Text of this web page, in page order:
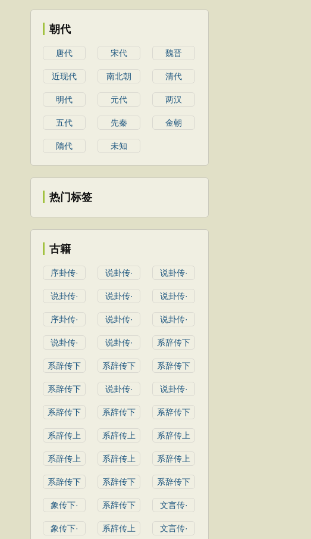
朝代
唐代 宋代 魏晋
近现代 南北朝 清代
明代 元代 两汉
五代 先秦 金朝
隋代 未知
热门标签
古籍
序卦传· 说卦传· 说卦传·
说卦传· 说卦传· 说卦传·
序卦传· 说卦传· 说卦传·
说卦传· 说卦传· 系辞传下
系辞传下 系辞传下 系辞传下
系辞传下 说卦传· 说卦传·
系辞传下 系辞传下 系辞传下
系辞传上 系辞传上 系辞传上
系辞传上 系辞传上 系辞传上
系辞传下 系辞传下 系辞传下
象传下· 系辞传下 文言传·
象传下· 系辞传上 文言传·